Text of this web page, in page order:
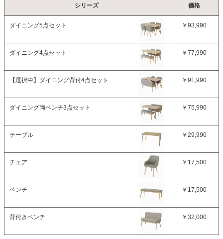
シリーズ 価格
ダイニング5点セット ￥93,990
ダイニング4点セット ￥77,990
【選択中】 ダイニング背付4点セット ￥91,990
ダイニング両ベンチ3点セット ￥75,990
テーブル ￥29,990
チェア ￥17,500
ベンチ ￥17,500
背付きベンチ ￥32,000